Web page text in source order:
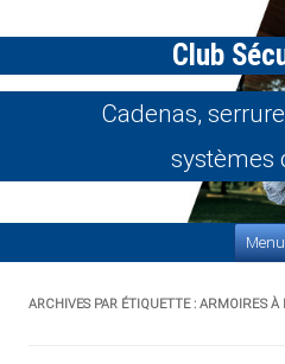
Club
Cadenas,
systèmes
Menu
ARCHIVES PAR ÉTIQUETTE : ARMOIRES À